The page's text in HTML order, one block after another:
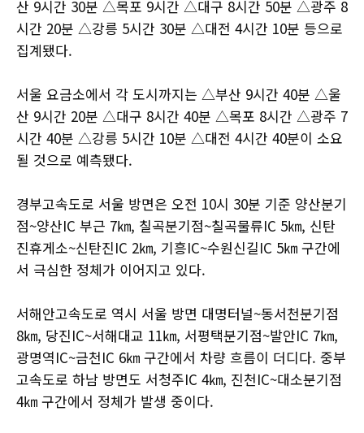
산 9시간 30분 △목포 9시간 △대구 8시간 50분 △광주 8
시간 20분 △강릉 5시간 30분 △대전 4시간 10분 등으로
집계됐다.
서울 요금소에서 각 도시까지는 △부산 9시간 40분 △울
산 9시간 20분 △대구 8시간 40분 △목포 8시간 △광주 7
시간 40분 △강릉 5시간 10분 △대전 4시간 40분이 소요
될 것으로 예측됐다.
경부고속도로 서울 방면은 오전 10시 30분 기준 양산분기
점~양산IC 부근 7㎞, 칠곡분기점~칠곡물류IC 5㎞, 신탄
진휴게소~신탄진IC 2㎞, 기흥IC~수원신길IC 5㎞ 구간에
서 극심한 정체가 이어지고 있다.
서해안고속도로 역시 서울 방면 대명터널~동서천분기점
8㎞, 당진IC~서해대교 11㎞, 서평택분기점~발안IC 7㎞,
광명역IC~금천IC 6㎞ 구간에서 차량 흐름이 더디다. 중부
고속도로 하남 방면도 서청주IC 4㎞, 진천IC~대소분기점
4㎞ 구간에서 정체가 발생 중이다.